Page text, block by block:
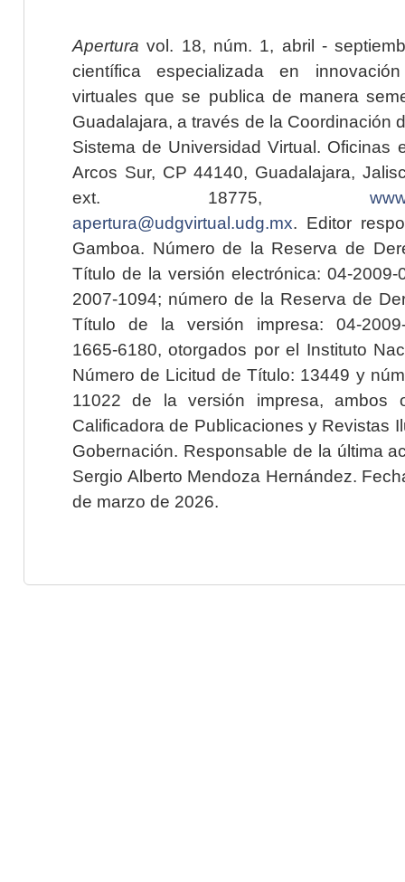
Apertura vol. 18, núm. 1, abril -
científica especializada en
virtuales que se publica de manera
Guadalajara, a través de la Coordinación
Sistema de Universidad Virtual. Oficinas
Arcos Sur, CP 44140, Guadalajara,
ext. 18775,
apertura@udgvirtual.udg.mx. Editor
Gamboa. Número de la Reserva de
Título de la versión electrónica: 04-2009-
2007-1094; número de la Reserva de
Título de la versión impresa: 04-2009-
1665-6180, otorgados por el Instituto
Número de Licitud de Título: 13449 y
11022 de la versión impresa, ambos
Calificadora de Publicaciones y Revistas
Gobernación. Responsable de la última
Sergio Alberto Mendoza Hernández.
de marzo de 2026.